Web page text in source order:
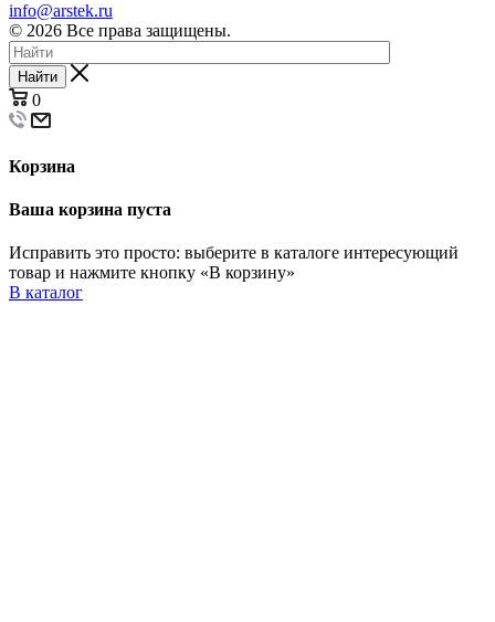
info@arstek.ru
© 2026 Все права защищены.
Найти
0
Корзина
Ваша корзина пуста
Исправить это просто: выберите в каталоге интересующий
товар и нажмите кнопку «В корзину»
В каталог